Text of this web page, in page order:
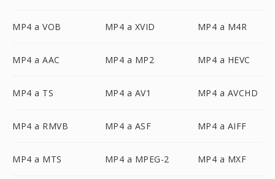
MP4 a VOB MP4 a XVID MP4 a M4R
MP4 a AAC MP4 a MP2 MP4 a HEVC
MP4 a TS MP4 a AV1 MP4 a AVCHD
MP4 a RMVB MP4 a ASF MP4 a AIFF
MP4 a MTS MP4 a MPEG-2 MP4 a MXF